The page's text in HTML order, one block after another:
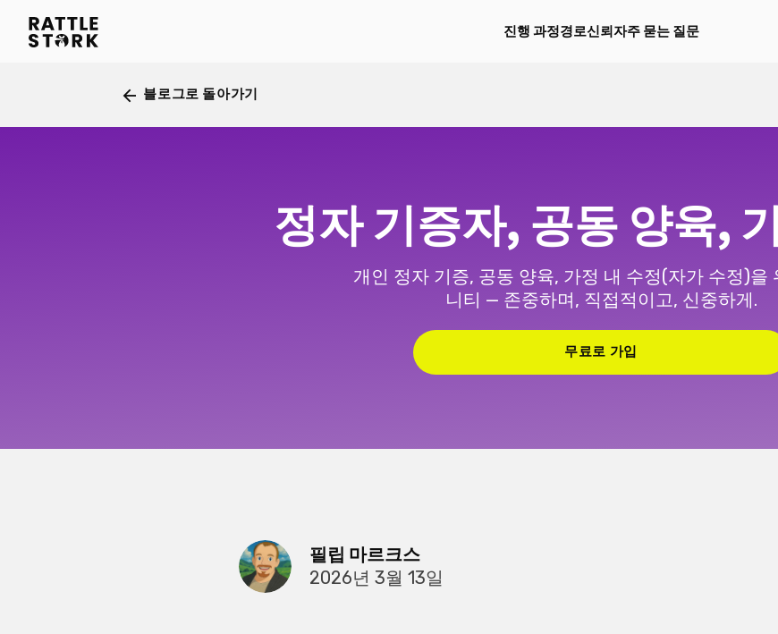
진행 과정경로신뢰자주 묻는 질문
arrow_back 블로그로 돌아가기
정자 기증자, 공동 양육,
개인 정자 기증, 공동 양육, 가정 내 수정(자가 수정)을
니티 — 존중하며, 직접적이고, 신중하게.
무료로 가입
필립 마르크스
2026년 3월 13일